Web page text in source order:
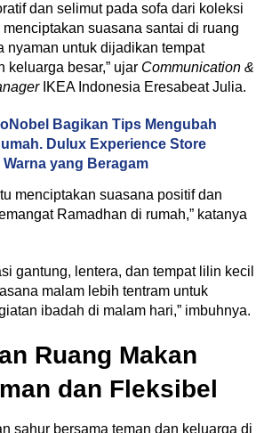
dan selimut pada sofa dari koleksi
suasana santai di ruang
nyaman untuk dijadikan tempat
keluarga besar,” ujar Communication &
IKEA Indonesia Eresabeat Julia.
Bagikan Tips Mengubah
Dulux Experience Store
yang Beragam
menciptakan suasana positif dan
Ramadhan di rumah,” katanya
gantung, lentera, dan tempat lilin kecil
malam lebih tentram untuk
ibadah di malam hari,” imbuhnya.
Ruang Makan
dan Fleksibel
sahur bersama teman dan keluarga di